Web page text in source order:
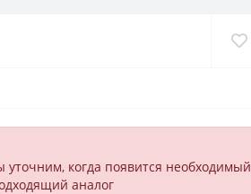
когда появится необходимый
аналог